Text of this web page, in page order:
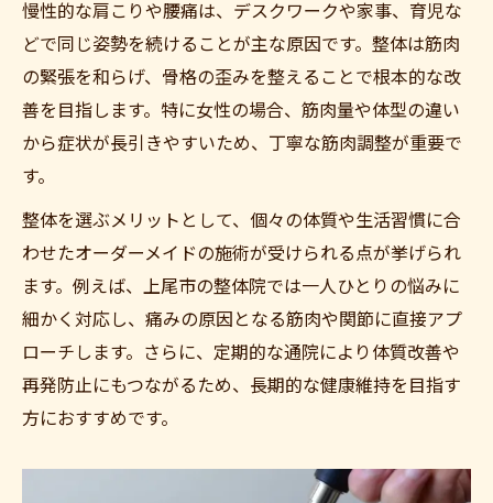
慢性的な肩こりや腰痛は、デスクワークや家事、育児な
どで同じ姿勢を続けることが主な原因です。整体は筋肉
の緊張を和らげ、骨格の歪みを整えることで根本的な改
善を目指します。特に女性の場合、筋肉量や体型の違い
から症状が長引きやすいため、丁寧な筋肉調整が重要で
す。
整体を選ぶメリットとして、個々の体質や生活習慣に合
わせたオーダーメイドの施術が受けられる点が挙げられ
ます。例えば、上尾市の整体院では一人ひとりの悩みに
細かく対応し、痛みの原因となる筋肉や関節に直接アプ
ローチします。さらに、定期的な通院により体質改善や
再発防止にもつながるため、長期的な健康維持を目指す
方におすすめです。